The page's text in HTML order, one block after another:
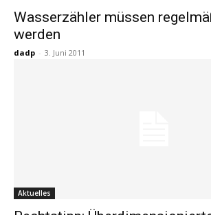
Wasserzähler müssen
werden
dadp - 3. Juni 2011
Aktuelles